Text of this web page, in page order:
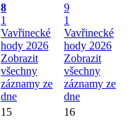
8
1
Vavřinecké
hody 2026
Zobrazit
všechny
záznamy ze
dne
9
1
Vavřinecké
hody 2026
Zobrazit
všechny
záznamy ze
dne
15 16